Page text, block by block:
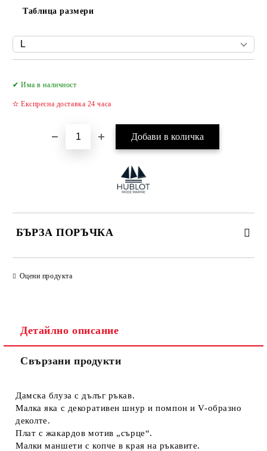
Таблица размери
✔ Има в наличност
✫ Експресна доставка 24 часа
БЪРЗА ПОРЪЧКА
Ние ще се свържем с вас в рамките на работния ден.
Оцени продукта
Детайлно описание
Свързани продукти
Дамска блуза с дълъг ръкав.
Малка яка с декоративен шнур и помпон и V-образно
деколте.
Плат с жакардов мотив „сърце“.
Малки маншети с копче в края на ръкавите.